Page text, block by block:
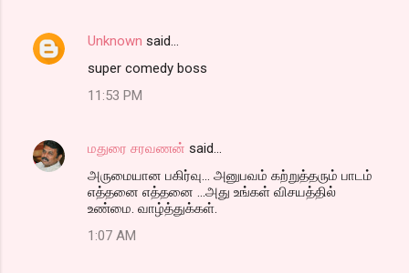
Unknown said…
super comedy boss
11:53 PM
மதுரை சரவணன் said…
அருமையான பகிர்வு... அனுபவம் கற்றுத்தரும் பாடம்
எத்தனை எத்தனை ...அது உங்கள் விசயத்தில்
உண்மை. வாழ்த்துக்கள்.
1:07 AM